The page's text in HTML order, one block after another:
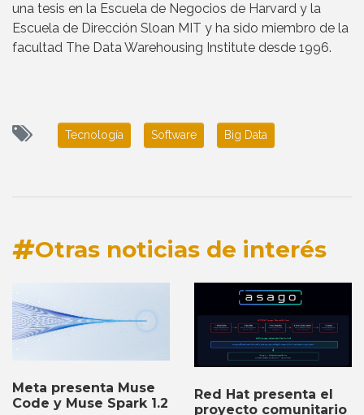
una tesis en la Escuela de Negocios de Harvard y la
Escuela de Dirección Sloan MIT y ha sido miembro de la
facultad The Data Warehousing Institute desde 1996.
Tecnología Software Big Data
Otras noticias de interés
Meta presenta Muse
Code y Muse Spark 1.2
Red Hat presenta el
proyecto comunitario